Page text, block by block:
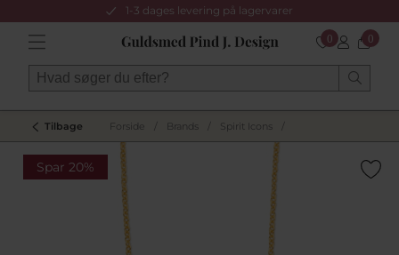
1-3 dages levering på lagervarer
0 0
Tilbage Forside Brands Spirit Icons
Spar 20%